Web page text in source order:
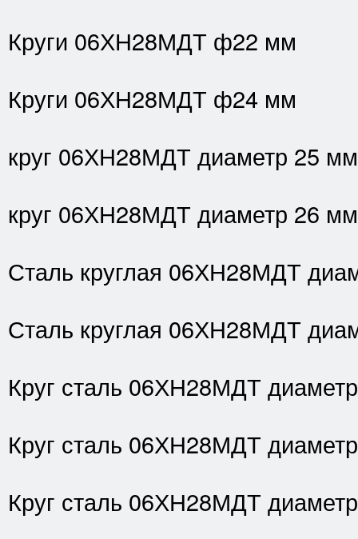
Круги 06ХН28МДТ ф22 мм
Круги 06ХН28МДТ ф24 мм
круг 06ХН28МДТ диаметр 25 мм
круг 06ХН28МДТ диаметр 26 мм
Сталь круглая 06ХН28МДТ
Сталь круглая 06ХН28МДТ
Круг сталь 06ХН28МДТ
Круг сталь 06ХН28МДТ
Круг сталь 06ХН28МДТ